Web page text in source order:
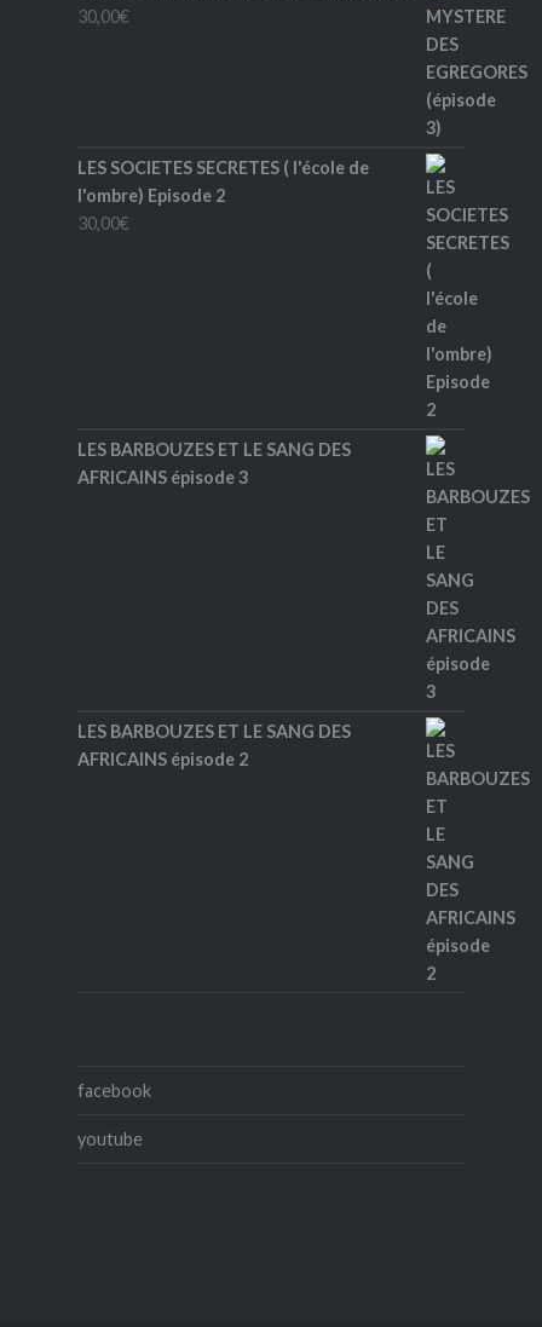
30,00€
LES SOCIETES SECRETES ( l'école de
l'ombre) Episode 2
30,00€
LES BARBOUZES ET LE SANG DES
AFRICAINS épisode 3
LES BARBOUZES ET LE SANG DES
AFRICAINS épisode 2
facebook
youtube